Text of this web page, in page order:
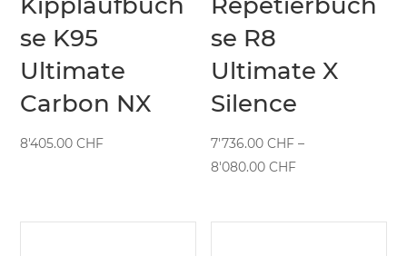
Kipplaufbüch
se K95
Ultimate
Carbon NX
8'405.00CHF
Repetierbüch
se R8
Ultimate X
Silence
7'736.00CHF –
8'080.00CHFPreisspanne: